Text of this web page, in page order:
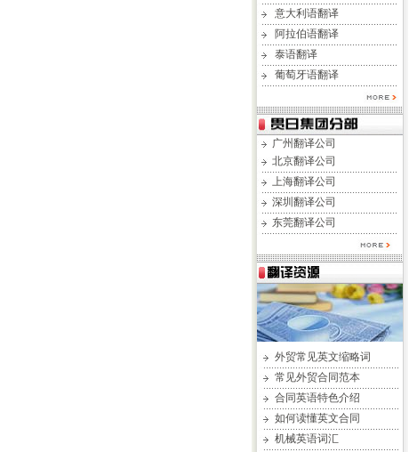
意大利语翻译
阿拉伯语翻译
泰语翻译
葡萄牙语翻译
广州翻译公司
北京翻译公司
上海翻译公司
深圳翻译公司
东莞翻译公司
外贸常见英文缩略词
常见外贸合同范本
合同英语特色介绍
如何读懂英文合同
机械英语词汇